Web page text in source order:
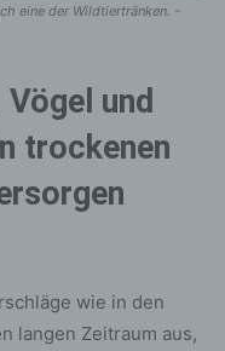
eine der Wildtiertränken. -
und
trockenen
wie in den
langen Zeitraum aus,